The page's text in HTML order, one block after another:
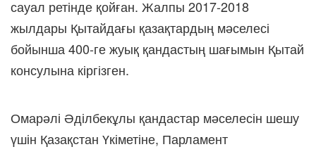
сауал ретінде қойған. Жалпы 2017-2018
жылдары Қытайдағы қазақтардың мәселесі
бойынша 400-ге жуық қандастың шағымын Қытай
консулына кіргізген.
Омарәлі Әділбекұлы қандастар мәселесін шешу
үшін Қазақстан Үкіметіне, Парламент